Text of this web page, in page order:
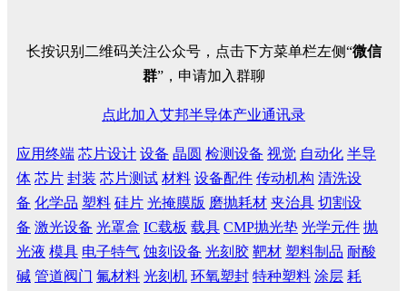
长按识别二维码关注公众号，点击下方菜单栏左侧“微信
群”，申请加入群聊
点此加入艾邦半导体产业通讯录
应用终端 芯片设计 设备 晶圆 检测设备 视觉 自动化 半导
体 芯片 封装 芯片测试 材料 设备配件 传动机构 清洗设
备 化学品 塑料 硅片 光掩膜版 磨抛耗材 夹治具 切割设
备 激光设备 光罩盒 IC载板 载具 CMP抛光垫 光学元件 抛
光液 模具 电子特气 蚀刻设备 光刻胶 靶材 塑料制品 耐酸
碱 管道阀门 氟材料 光刻机 环氧塑封 特种塑料 涂层 耗